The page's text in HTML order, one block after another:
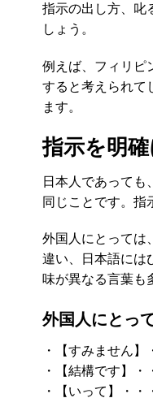
指示の出し方、叱
しょう。
例えば、フィリピ
すると考えられて
ます。
指示を明
日本人であっても
同じことです。指
外国人にとっては
違い、日本語には
味が異なる言葉も
外国人にとっ
・【すみません
・【結構です】
・【いって】・